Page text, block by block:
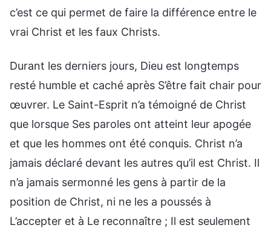
c’est ce qui permet de faire la différence entre le
vrai Christ et les faux Christs.
Durant les derniers jours, Dieu est longtemps
resté humble et caché après S’être fait chair pour
œuvrer. Le Saint-Esprit n’a témoigné de Christ
que lorsque Ses paroles ont atteint leur apogée
et que les hommes ont été conquis. Christ n’a
jamais déclaré devant les autres qu’il est Christ. Il
n’a jamais sermonné les gens à partir de la
position de Christ, ni ne les a poussés à
L’accepter et à Le reconnaître ; Il est seulement